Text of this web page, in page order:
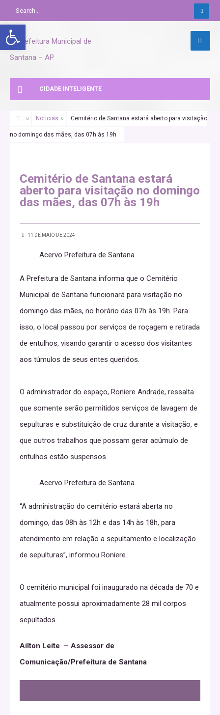
Abrir a barra de ferramentas
CIDADE INTELIGENTE
Noticias Cemitério de Santana estará aberto para visitação
no domingo das mães, das 07h às 19h
Cemitério de Santana estará
aberto para visitação no domingo
das mães, das 07h às 19h
11 DE MAIO DE 2024
Acervo Prefeitura de Santana.
A Prefeitura de Santana informa que o Cemitério
Municipal de Santana funcionará para visitação no
domingo das mães, no horário das 07h às 19h. Para
isso, o local passou por serviços de roçagem e retirada
de entulhos, visando garantir o acesso dos visitantes
aos túmulos de seus entes queridos.
O administrador do espaço, Roniere Andrade, ressalta
que somente serão permitidos serviços de lavagem de
sepulturas e substituição de cruz durante a visitação, e
que outros trabalhos que possam gerar acúmulo de
entulhos estão suspensos.
Acervo Prefeitura de Santana.
“A administração do cemitério estará aberta no
domingo, das 08h às 12h e das 14h às 18h, para
atendimento em relação a sepultamento e localização
de sepulturas”, informou Roniere.
O cemitério municipal foi inaugurado na década de 70 e
atualmente possui aproximadamente 28 mil corpos
sepultados.
Ailton Leite – Assessor de
Comunicação/Prefeitura de Santana